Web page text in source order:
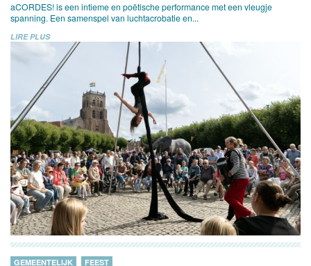
aCORDES! is een intieme en poëtische performance met een vleugje
spanning. Een samenspel van luchtacrobatie en...
LIRE PLUS
GEMEENTELIJK FEEST